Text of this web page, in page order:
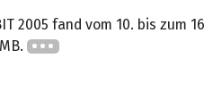
2005 fand vom 10. bis zum